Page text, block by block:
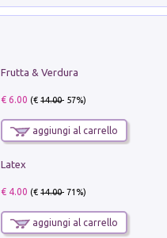
Frutta & Verdura
€ 6.00 (€14.00- 57%)
aggiungi al carrello
Latex
€ 4.00 (€14.00- 71%)
aggiungi al carrello